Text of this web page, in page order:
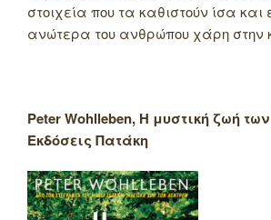
στοιχεία που τα καθιστούν ίσα
ανώτερα του ανθρώπου χάρη στην
PeterWohlleben, Η μυστική ζωή
Εκδόσεις Πατάκη